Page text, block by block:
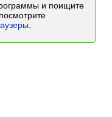
и поищите